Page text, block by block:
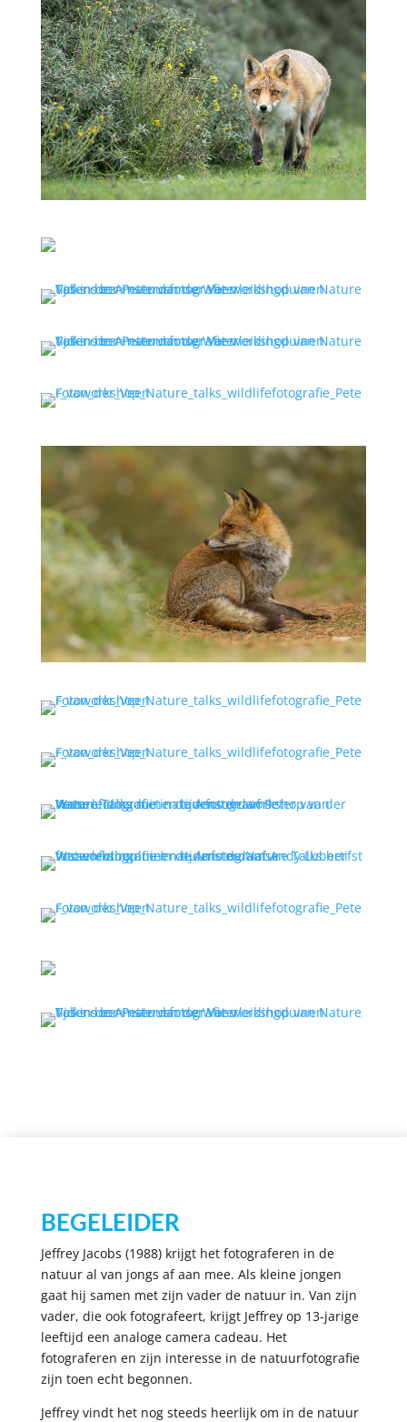
BEGELEIDER
Jeffrey Jacobs (1988) krijgt het fotograferen in de
natuur al van jongs af aan mee. Als kleine jongen
gaat hij samen met zijn vader de natuur in. Van zijn
vader, die ook fotografeert, krijgt Jeffrey op 13-jarige
leeftijd een analoge camera cadeau. Het
fotograferen en zijn interesse in de natuurfotografie
zijn toen echt begonnen.
Jeffrey vindt het nog steeds heerlijk om in de natuur